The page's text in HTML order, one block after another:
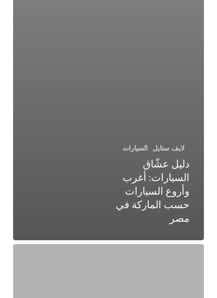
لايف ستايل السيارات
دليل عشّاق
السيارات: أغرب
وأروع السيارات
حسب الماركة في
مصر